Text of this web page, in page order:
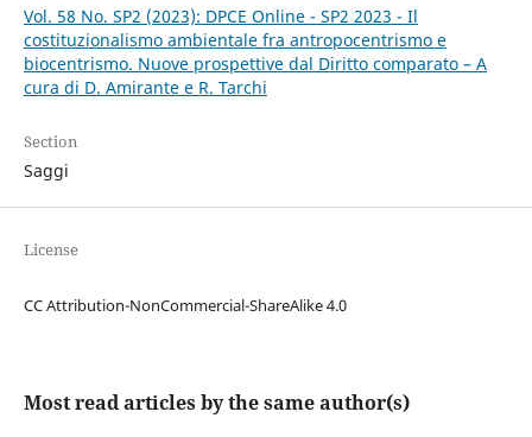
Vol. 58 No. SP2 (2023): DPCE Online - SP2 2023 - Il
costituzionalismo ambientale fra antropocentrismo e
biocentrismo. Nuove prospettive dal Diritto comparato – A
cura di D. Amirante e R. Tarchi
Section
Saggi
License
CC Attribution-NonCommercial-ShareAlike 4.0
Most read articles by the same author(s)